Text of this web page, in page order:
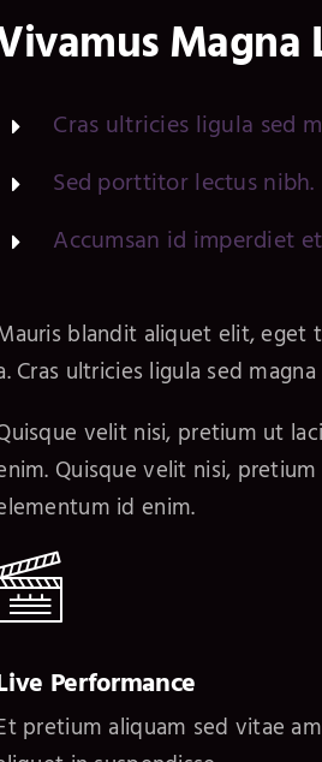
Magna
Cras ultricies ligula sed
Sed porttitor lectus nibh.
Accumsan id imperdiet
blandit aliquet elit, eget
Cras ultricies ligula sed
velit nisi, pretium ut
Quisque velit nisi,
id enim.
Performance
pretium aliquam sed vitae